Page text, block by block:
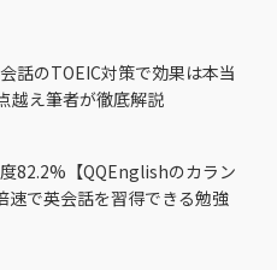
話のTOEIC対策で効果は本当
越え筆者が徹底解説
82.2%【QQEnglishのカラン
速で英会話を習得できる勉強